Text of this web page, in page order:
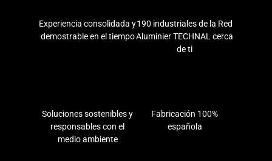
Experiencia consolidada y
demostrable en el tiempo
190 industriales de la Red
Aluminier TECHNAL cerca
de ti
Soluciones sostenibles y
responsables con el
medio ambiente
Fabricación 100%
española